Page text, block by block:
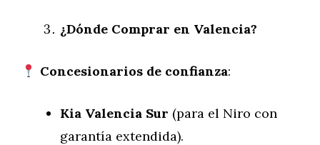
¿Dónde Comprar en Valencia?
Concesionarios de confianza:
Kia Valencia Sur (para el Niro con
garantía extendida).